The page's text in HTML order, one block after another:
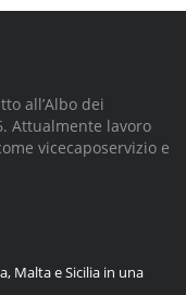
all’Albo dei
Attualmente lavoro
vicecaposervizio e
Malta e Sicilia in una